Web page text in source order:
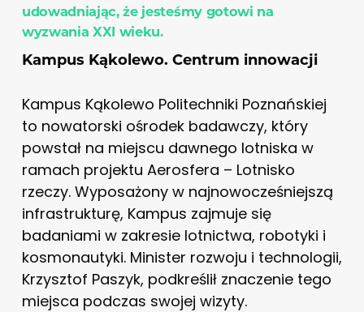
udowadniając, że jesteśmy gotowi na
wyzwania XXI wieku.
Kampus Kąkolewo. Centrum innowacji
Kampus Kąkolewo Politechniki Poznańskiej
to nowatorski ośrodek badawczy, który
powstał na miejscu dawnego lotniska w
ramach projektu Aerosfera – Lotnisko
rzeczy. Wyposażony w najnowocześniejszą
infrastrukturę, Kampus zajmuje się
badaniami w zakresie lotnictwa, robotyki i
kosmonautyki. Minister rozwoju i technologii,
Krzysztof Paszyk, podkreślił znaczenie tego
miejsca podczas swojej wizyty.